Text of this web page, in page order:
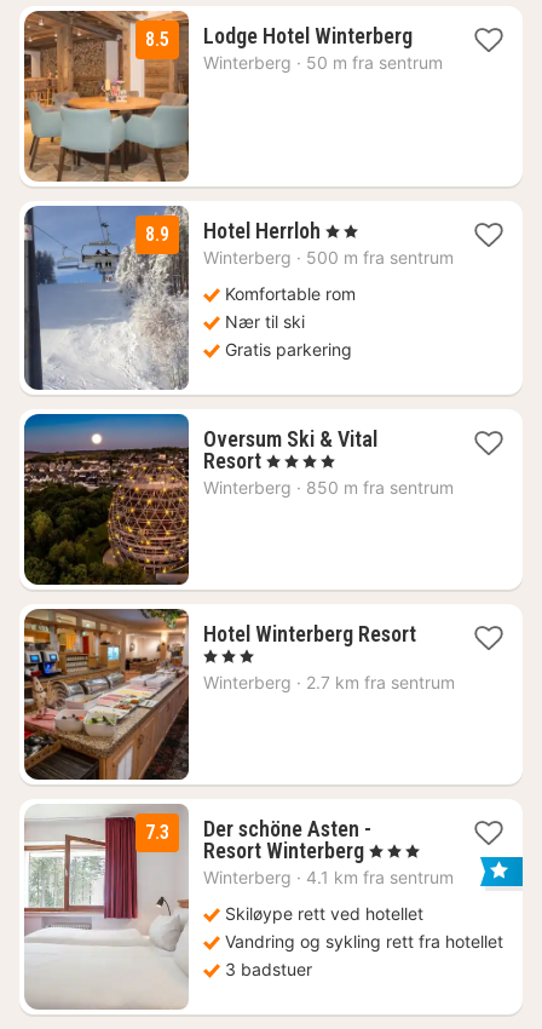
8.5 Lodge Hotel Winterberg1
natt
Winterberg · 50 m fra sentrum
8.9 Hotel Herrloh 1
natt
1089
, 2 Stjerner
Winterberg · 500 m fra sentrum
Komfortable rom
Nær til ski
Gratis parkering
Oversum Ski & Vital
Resort1
natt
fra
, 4 Stjerner
Winterberg · 850 m fra sentrum
Hotel Winterberg Resort2
fra
, 3 Stjerner
Winterberg · 2.7 km fra sentrum
7.3
Der schöne Asten -
Resort Winterberg1
natt
792
kr.
, 3 Stjerner
Winterberg · 4.1 km fra sentrum
Skiløype rett ved hotellet
Vandring og sykling rett fra hotellet
3 badstuer